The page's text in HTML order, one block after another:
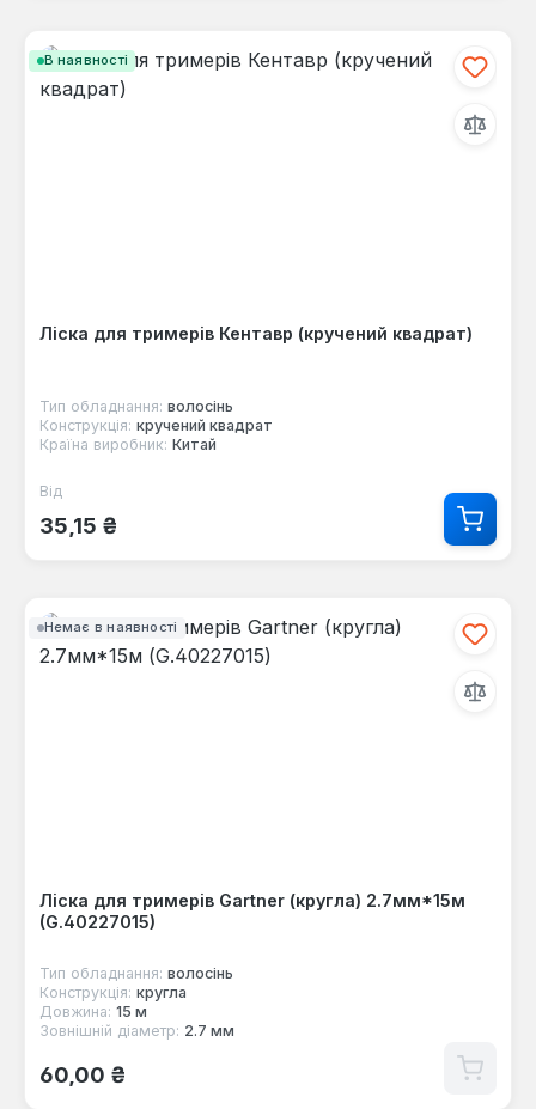
В наявності
Ліска для тримерів Кентавр (кручений квадрат)
Тип обладнання: волосінь
Конструкція: кручений квадрат
Країна виробник: Китай
Звичайна ціна:
Від
35,15 ₴
Немає в наявності
Ліска для тримерів Gartner (кругла) 2.7мм*15м
(G.40227015)
Тип обладнання: волосінь
Конструкція: кругла
Довжина: 15 м
Зовнішній діаметр: 2.7 мм
Звичайна ціна:
60,00 ₴